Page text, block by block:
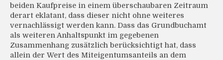
beiden Kaufpreise in einem überschaubaren Zeitraum
derart eklatant, dass dieser nicht ohne weiteres
vernachlässigt werden kann. Dass das Grundbuchamt
als weiteren Anhaltspunkt im gegebenen
Zusammenhang zusätzlich berücksichtigt hat, dass
allein der Wert des Miteigentumsanteils an dem